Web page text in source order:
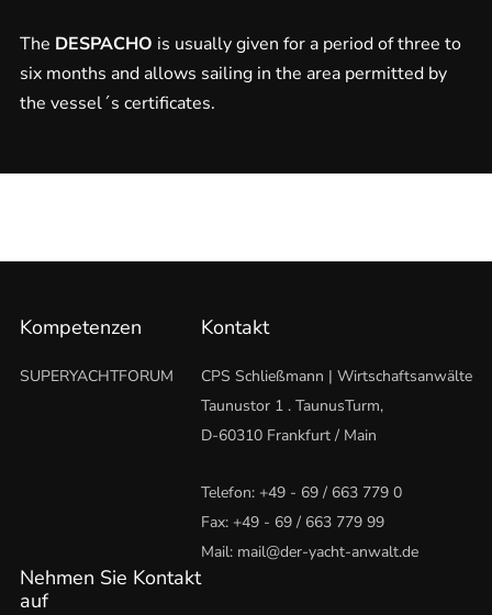
The DESPACHO is usually given for a period of three to
six months and allows sailing in the area permitted by
the vessel´s certificates.
Kompetenzen
SUPERYACHTFORUM
Kontakt
CPS Schließmann | Wirtschaftsanwälte
Taunustor 1 . TaunusTurm,
D-60310 Frankfurt / Main
Telefon: +49 - 69 / 663 779 0
Fax: +49 - 69 / 663 779 99
Mail: mail@der-yacht-anwalt.de
Nehmen Sie Kontakt
auf